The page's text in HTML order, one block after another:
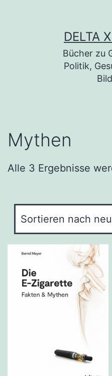
DELTA
Bücher zu
Politik,
Mythen
Alle 3 Ergebnisse